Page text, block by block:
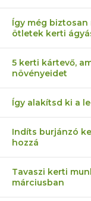
Így még
ötletek kerti
5 kerti kártevő,
növényeidet
Így alakítsd ki a
Indíts burjánzó
hozzá
Tavaszi kerti
márciusban